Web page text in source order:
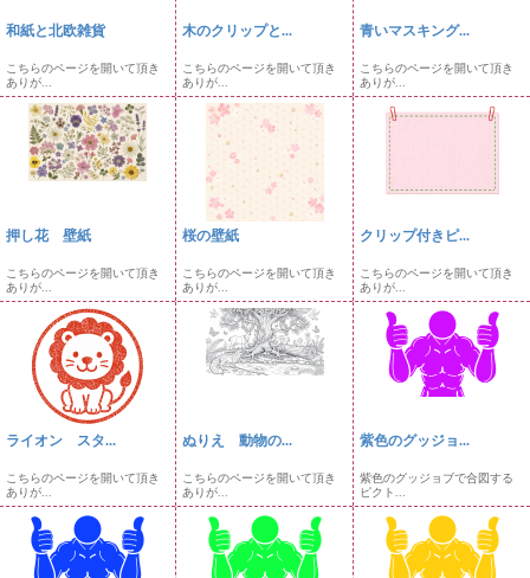
和紙と北欧雑貨
こちらのページを開いて頂き
ありが...
木のクリップと...
こちらのページを開いて頂き
ありが...
青いマスキング...
こちらのページを開いて頂き
ありが...
押し花 壁紙
こちらのページを開いて頂き
ありが...
桜の壁紙
こちらのページを開いて頂き
ありが...
クリップ付きピ...
こちらのページを開いて頂き
ありが...
ライオン スタ...
こちらのページを開いて頂き
ありが...
ぬりえ 動物の...
こちらのページを開いて頂き
ありが...
紫色のグッジョ...
紫色のグッジョブで合図する
ピクト...